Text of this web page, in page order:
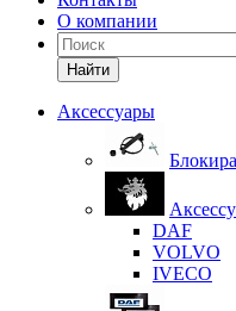
О компании
Найти
Аксессуары
DAF
VOLVO
IVECO